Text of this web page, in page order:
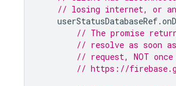
// losing internet, or
userStatusDatabaseRef.
// The promise
// resolve as soon
// request, NOT
// https://